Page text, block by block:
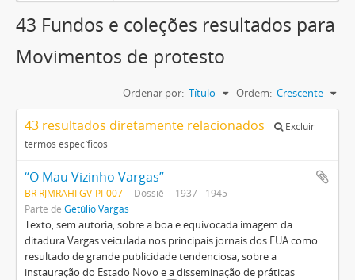
43 Fundos e coleções resultados para
Movimentos de protesto
Ordenar por: Título Ordem: Crescente
43 resultados diretamente relacionados
Excluir
termos específicos
“O Mau Vizinho Vargas”
BR RJMRAHI GV-PI-007 Dossiê
1937 - 1945
Parte de Getúlio Vargas
Texto, sem autoria, sobre a boa e equivocada imagem da
ditadura Vargas veiculada nos principais jornais dos EUA como
resultado de grande publicidade tendenciosa, sobre a
instauração do Estado Novo e a disseminação de práticas